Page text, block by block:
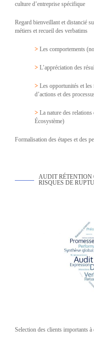
culture d’entreprise spécifique
Regard bienveillant et distancié
métiers et recueil des verbatims
> Les comportements
> L’appréciation des
> Les opportunités et les
d’actions et des
> La nature des
Écosystème)
Formalisation des étapes et des
AUDIT RÉTENTION
RISQUES DE
Selection des clients importants